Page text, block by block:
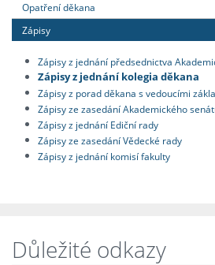
Opatření děkana
Zápisy
Zápisy z jednání předsednictva
Zápisy z jednání kolegia děkana
Zápisy z porad děkana s vedoucími
Zápisy ze zasedání Akademického
Zápisy z jednání Ediční rady
Zápisy ze zasedání Vědecké rady
Zápisy z jednání komisí fakulty
Důležité odkazy